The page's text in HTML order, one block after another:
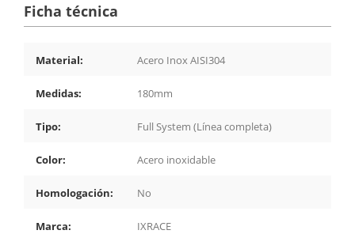
Ficha técnica
Material: Acero Inox AISI304
Medidas: 180mm
Tipo: Full System (Línea completa)
Color: Acero inoxidable
Homologación: No
Marca: IXRACE